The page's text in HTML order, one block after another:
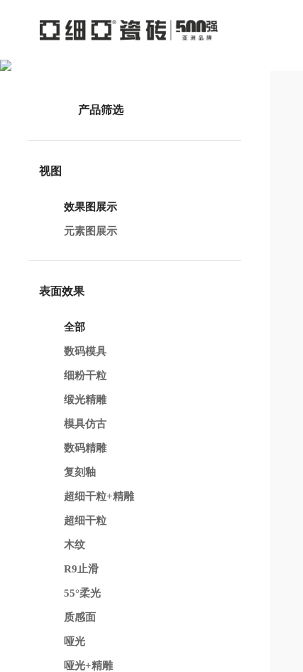
产品筛选
视图
效果图展示
元素图展示
表面效果
全部
数码模具
细粉干粒
缎光精雕
模具仿古
数码精雕
复刻釉
超细干粒+精雕
超细干粒
木纹
R9止滑
55°柔光
质感面
哑光
哑光+精雕